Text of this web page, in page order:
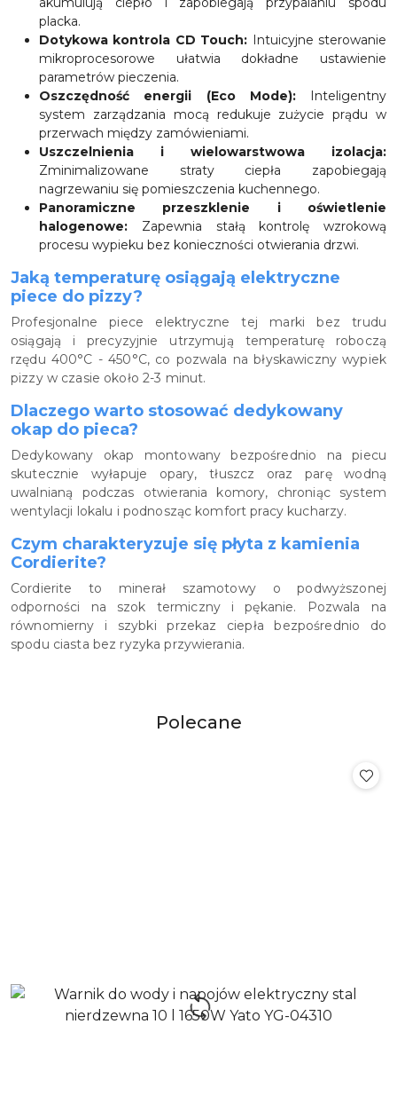
placka.
Dotykowa kontrola CD Touch: Intuicyjne sterowanie
mikroprocesorowe ułatwia dokładne ustawienie
parametrów pieczenia.
Oszczędność energii (Eco Mode):Inteligentny
system zarządzania mocą redukuje zużycie prądu w
przerwach między zamówieniami.
Uszczelnienia i wielowarstwowa izolacja:
Zminimalizowane straty ciepła zapobiegają
nagrzewaniu się pomieszczenia kuchennego.
Panoramiczne przeszklenie i oświetlenie
halogenowe: Zapewnia stałą kontrolę wzrokową
procesu wypieku bez konieczności otwierania drzwi.
Jaką temperaturę osiągają elektryczne
piece do pizzy?
Profesjonalne piece elektryczne tej marki bez trudu
osiągają i precyzyjnie utrzymują temperaturę roboczą
rzędu 400°C - 450°C, co pozwala na błyskawiczny wypiek
pizzy w czasie około 2-3 minut.
Dlaczego warto stosować dedykowany
okap do pieca?
Dedykowany okap montowany bezpośrednio na piecu
skutecznie wyłapuje opary, tłuszcz oraz parę wodną
uwalnianą podczas otwierania komory, chroniąc system
wentylacji lokalu i podnosząc komfort pracy kucharzy.
Czym charakteryzuje się płyta z kamienia
Cordierite?
Cordierite to minerał szamotowy o podwyższonej
odporności na szok termiczny i pękanie. Pozwala na
równomierny i szybki przekaz ciepła bezpośrednio do
spodu ciasta bez ryzyka przywierania.
Pomiń karuzelę produktów
Produkty
Polecane